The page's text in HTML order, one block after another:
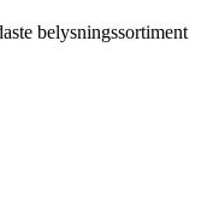
belysningssortiment